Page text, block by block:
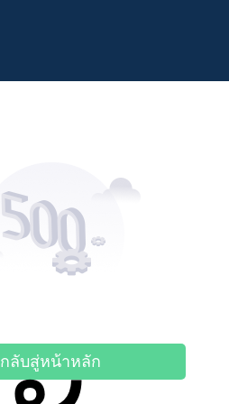
กลับสู่หน้าหลัก